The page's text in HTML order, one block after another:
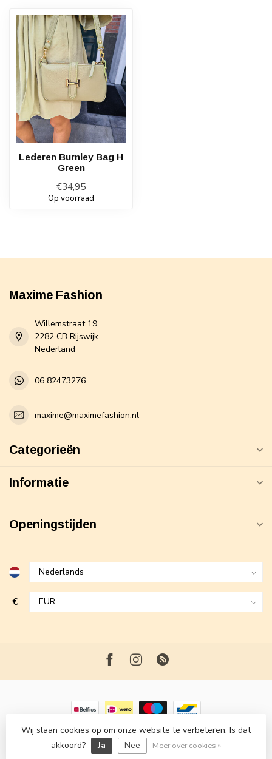
Lederen Burnley Bag H
Green
€34,95
Op voorraad
Maxime Fashion
Willemstraat 19
2282 CB Rijswijk
Nederland
06 82473276
maxime@maximefashion.nl
Categorieën
Informatie
Openingstijden
€
© Copyright 2026 Maxime Fashion- Powered byLightspeed-
Lightspeed design
Dyvelopment
Wij slaan cookies op om onze website te verbeteren. Is dat
akkoord?
Ja Nee Meer over cookies »